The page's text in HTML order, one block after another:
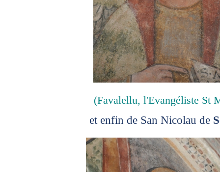
(Favalellu, l'Evangéliste St
et enfin de San Nicolau de